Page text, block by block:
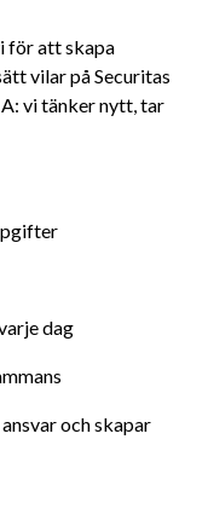
för att skapa
vilar på Securitas
vi tänker nytt, tar
dag
och skapar